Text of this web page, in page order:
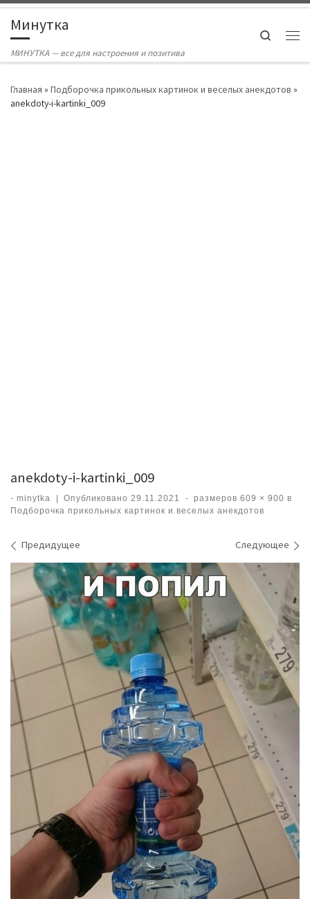
Skip to content
Минутка
МИНУТКА — все для настроения и позитива
Search
Главная » Подборочка прикольных картинок и веселых анекдотов »
anekdoty-i-kartinki_009
anekdoty-i-kartinki_009
- minytka Опубликовано29.11.2021 - размеров 609 × 900 в
Подборочка прикольных картинок и веселых анекдотов
Навигация по изображениям
Предидущее Следующее